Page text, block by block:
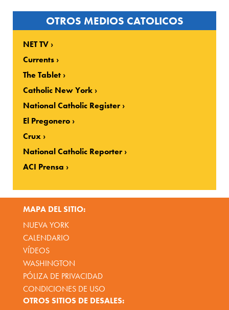
OTROS MEDIOS CATOLICOS
NET TV
Currents
The Tablet
Catholic New York
National Catholic Register
El Pregonero
Crux
National Catholic Reporter
ACI Prensa
MAPA DEL SITIO:
NUEVA YORK
CALENDARIO
VÍDEOS
WASHINGTON
PÓLIZA DE PRIVACIDAD
CONDICIONES DE USO
OTROS SITIOS DE DESALES: